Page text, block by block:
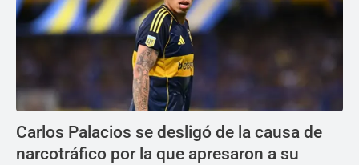
Carlos Palacios se desligó de la causa de
narcotráfico por la que apresaron a su